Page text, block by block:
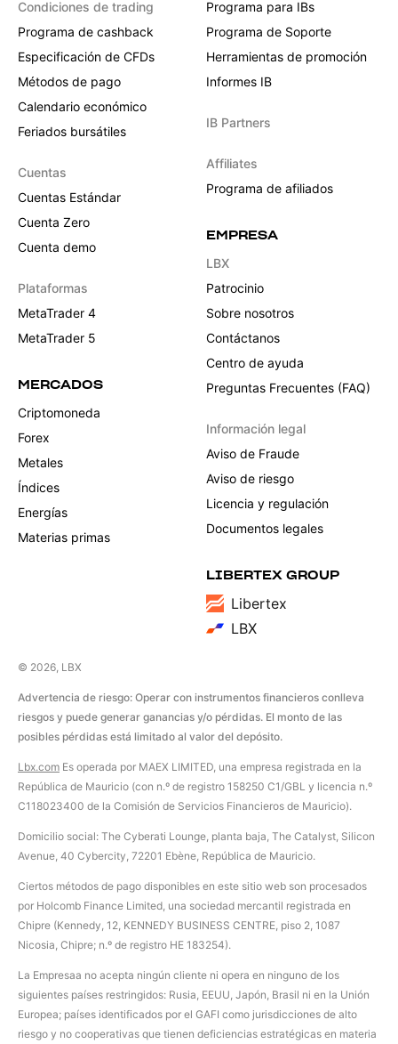
Condiciones de trading
Programa de cashback
Especificación de CFDs
Métodos de pago
Calendario económico
Feriados bursátiles
Cuentas
Cuentas Estándar
Cuenta Zero
Cuenta demo
Plataformas
MetaTrader 4
MetaTrader 5
MERCADOS
Criptomoneda
Forex
Metales
Índices
Energías
Materias primas
Programa para IBs
Programa de Soporte
Herramientas de promoción
Informes IB
IB Partners
Affiliates
Programa de afiliados
EMPRESA
LBX
Patrocinio
Sobre nosotros
Contáctanos
Centro de ayuda
Preguntas Frecuentes (FAQ)
Información legal
Aviso de Fraude
Aviso de riesgo
Licencia y regulación
Documentos legales
LIBERTEX GROUP
Libertex
LBX
© 2026, LBX
Advertencia de riesgo: Operar con instrumentos financieros conlleva
riesgos y puede generar ganancias y/o pérdidas. El monto de las
posibles pérdidas está limitado al valor del depósito.
Lbx.com Es operada por MAEX LIMITED, una empresa registrada en la
República de Mauricio (con n.º de registro 158250 C1/GBL y licencia n.º
С118023400 de la Comisión de Servicios Financieros de Mauricio).
Domicilio social: The Cyberati Lounge, planta baja, The Catalyst, Silicon
Avenue, 40 Cybercity, 72201 Ebène, República de Mauricio.
Ciertos métodos de pago disponibles en este sitio web son procesados
por Holcomb Finance Limited, una sociedad mercantil registrada en
Chipre (Kennedy, 12, KENNEDY BUSINESS CENTRE, piso 2, 1087
Nicosia, Chipre; n.º de registro HE 183254).
La Empresaa no acepta ningún cliente ni opera en ninguno de los
siguientes países restringidos: Rusia, EEUU, Japón, Brasil ni en la Unión
Europea; países identificados por el GAFI como jurisdicciones de alto
riesgo y no cooperativas que tienen deficiencias estratégicas en materia